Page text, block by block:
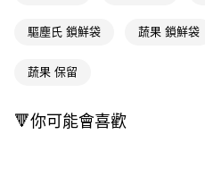
結帳頁面，進行簡訊認證並確認金額
２．訂單成立數日內，您將收到繳費
ATM／網路銀行／等多元方式進行付
後付繳納相關費用。
付款後全家取貨
萊爾富取貨付款
驅塵氏 鎖鮮袋 蔬果 鎖鮮袋
蔬果 保留
🔻你可能會喜歡